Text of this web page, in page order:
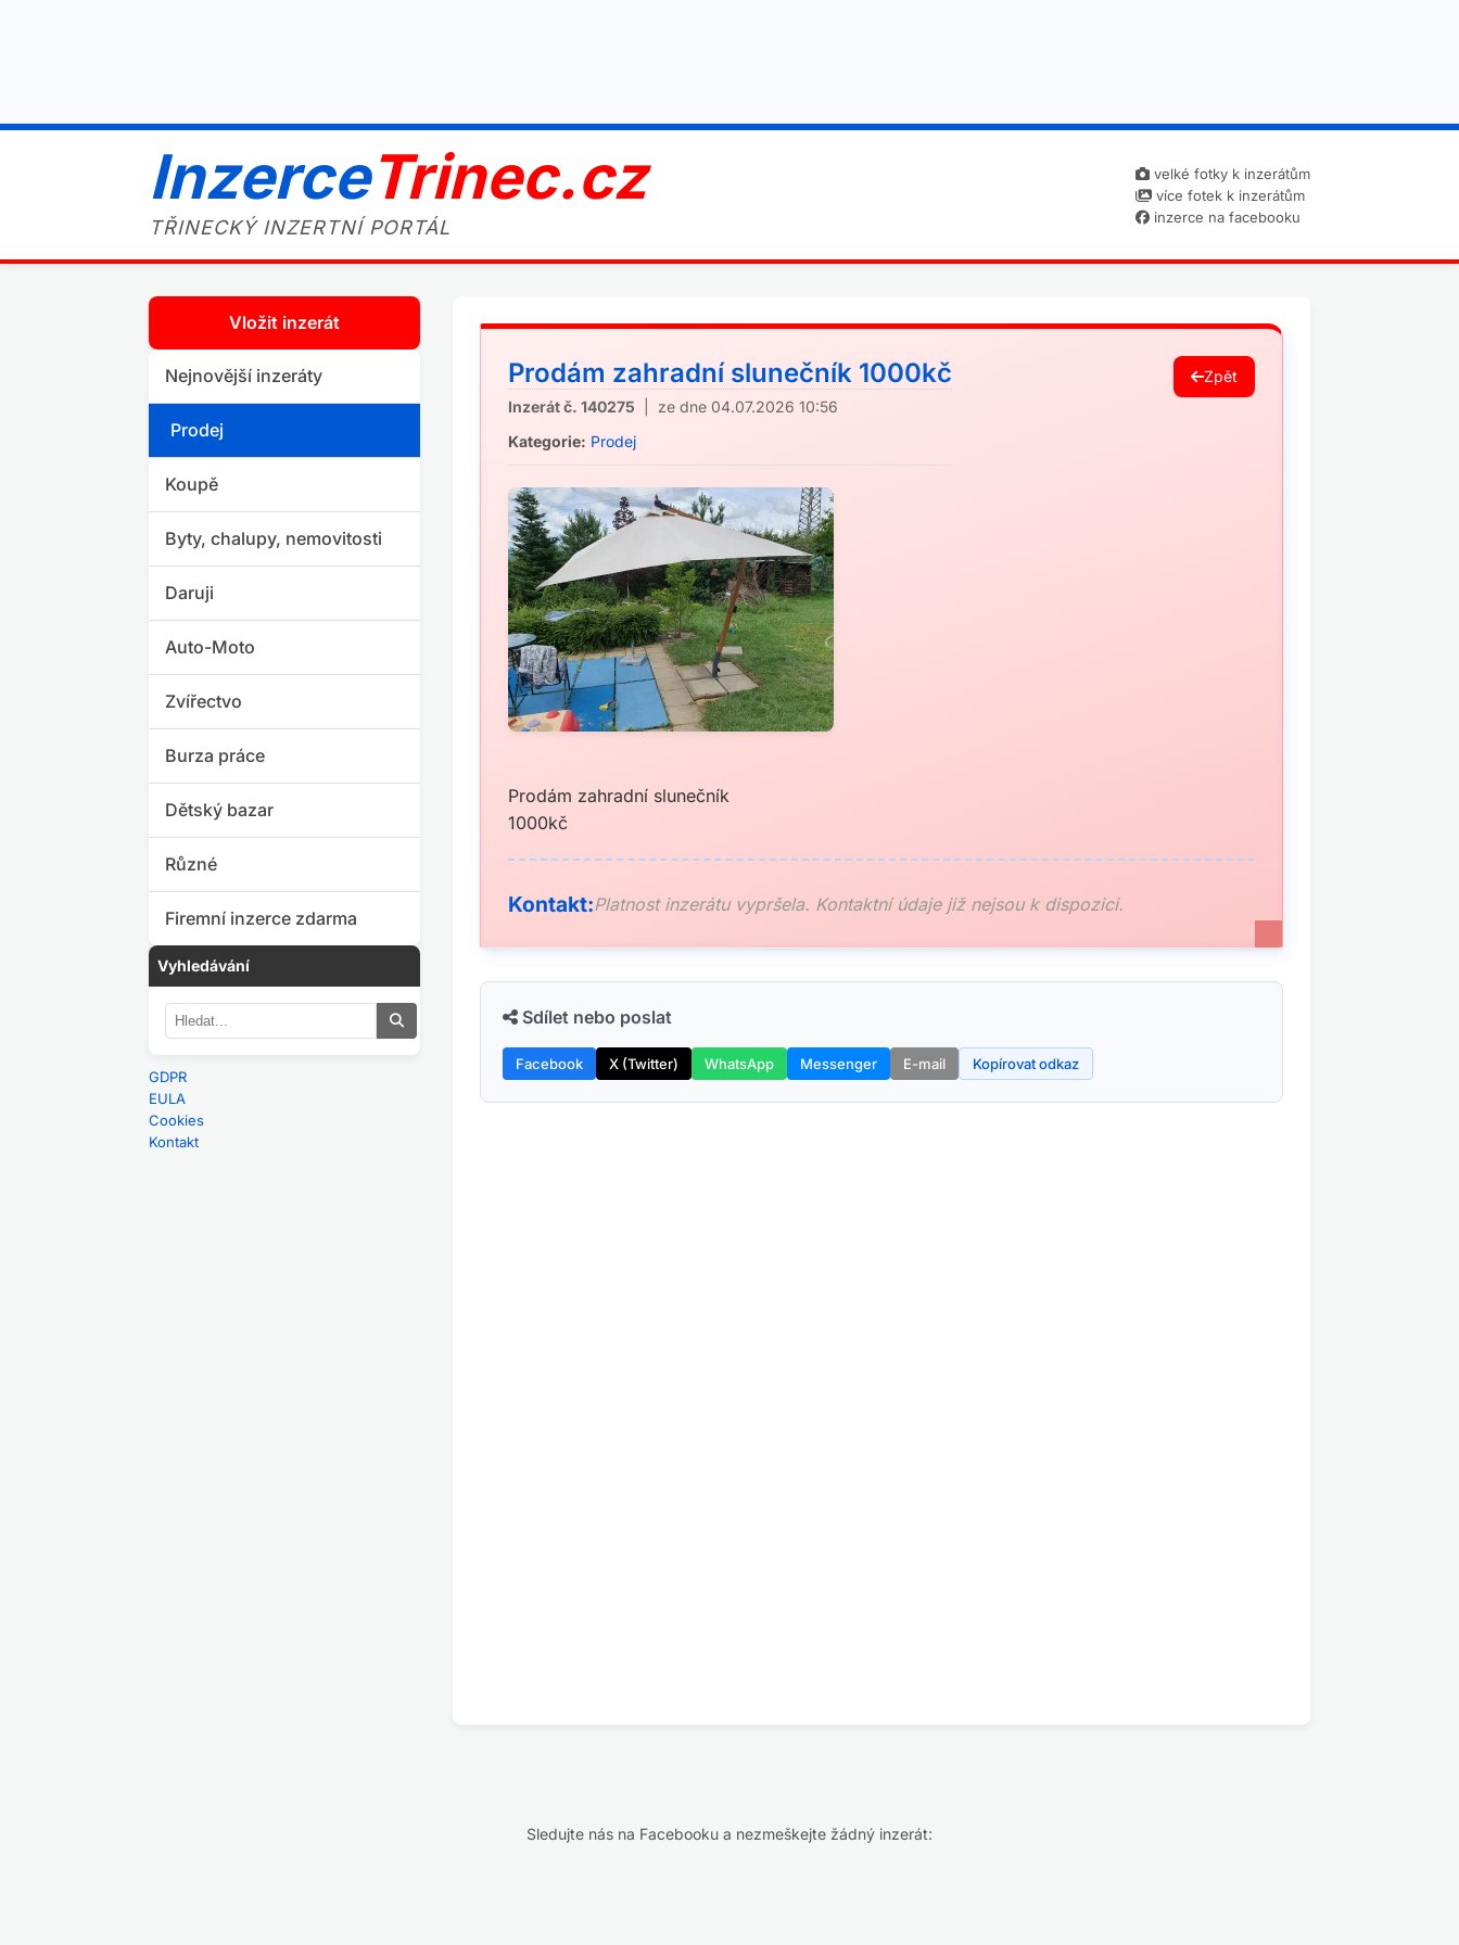
InzerceTrinec.cz
TŘINECKÝ INZERTNÍ PORTÁL
velké fotky k inzerátům
více fotek k inzerátům
inzerce na facebooku
Vložit inzerát
Nejnovější inzeráty
Prodej
Koupě
Byty, chalupy, nemovitosti
Daruji
Auto-Moto
Zvířectvo
Burza práce
Dětský bazar
Různé
Firemní inzerce zdarma
Vyhledávání
GDPR
EULA
Cookies
Kontakt
Prodám zahradní slunečník 1000kč
Inzerát č. 140275 | ze dne 04.07.2026 10:56
Kategorie: Prodej
Zpět
Prodám zahradní slunečník
1000kč
Kontakt:Platnost inzerátu vypršela. Kontaktní údaje již nejsou k dispozici.
Sdílet nebo poslat
Facebook X (Twitter) WhatsApp Messenger E-mail Kopírovat odkaz
Sledujte nás na Facebooku a nezmeškejte žádný inzerát: